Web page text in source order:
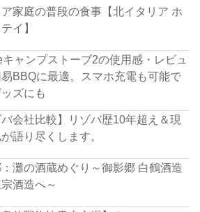
家庭の普段の食事【北イタリア ホ
イ】
ャンプストーブ2の使用感・レビュ
BBQに最適。スマホ充電も可能で
ズにも
バ会社比較】リゾバ歴10年超え＆現
語り尽くします。
灘の酒蔵めぐり～御影郷 白鶴酒造
酒造へ～